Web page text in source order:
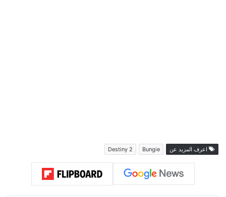
اعرف المزيد عن Bungie
Destiny 2